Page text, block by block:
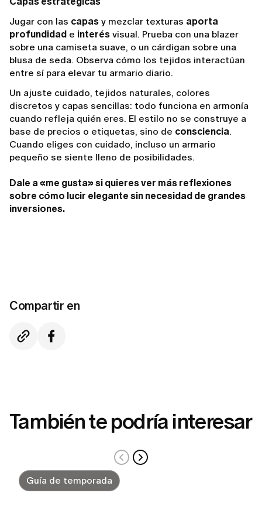
Jugar con las capas y mezclar texturas aporta
profundidad e interés visual. Prueba con una blazer
sobre una camiseta suave, o un cárdigan sobre una
blusa de seda. Observa cómo los tejidos interactúan
entre sí para elevar tu armario diario.
Un ajuste cuidado, tejidos naturales, colores
discretos y capas sencillas: todo funciona en armonía
cuando refleja quién eres. El estilo no se construye a
base de precios o etiquetas, sino de consciencia.
Cuando eliges con cuidado, incluso un armario
pequeño se siente lleno de posibilidades.
Dale a «me gusta» si quieres ver más reflexiones
sobre cómo lucir elegante sin necesidad de grandes
inversiones.
Compartir en
También te podría interesar
Guía de temporada